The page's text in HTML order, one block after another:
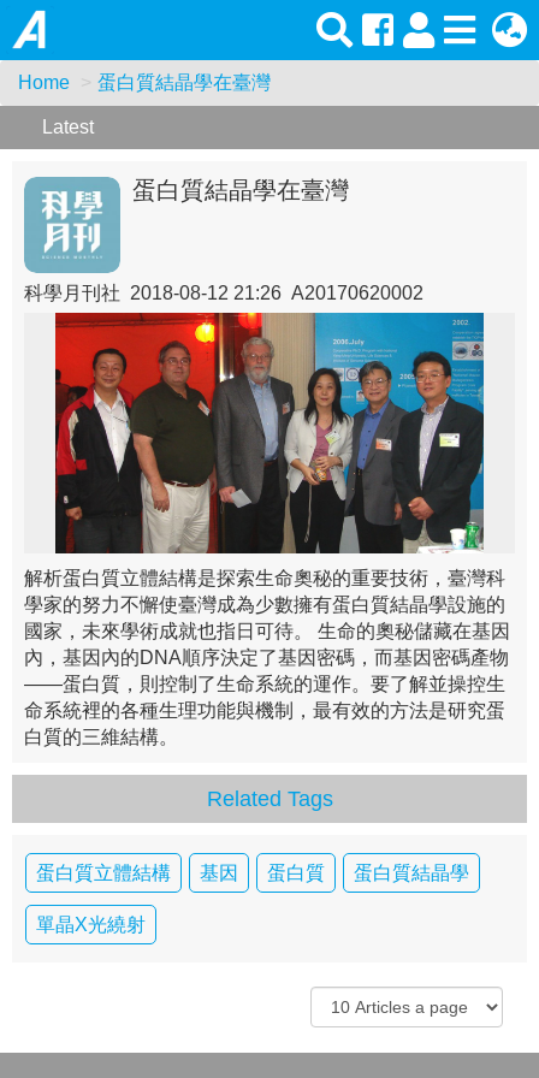
Home 蛋白質結晶學在臺灣
Latest
蛋白質結晶學在臺灣
科學月刊社 2018-08-12 21:26 A20170620002
解析蛋白質立體結構是探索生命奧秘的重要技術，臺灣科
學家的努力不懈使臺灣成為少數擁有蛋白質結晶學設施的
國家，未來學術成就也指日可待。 生命的奧秘儲藏在基因
內，基因內的DNA順序決定了基因密碼，而基因密碼產物
——蛋白質，則控制了生命系統的運作。要了解並操控生
命系統裡的各種生理功能與機制，最有效的方法是研究蛋
白質的三維結構。
Related Tags
蛋白質立體結構 基因 蛋白質 蛋白質結晶學
單晶X光繞射